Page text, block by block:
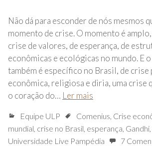
Não dá para esconder de nós mesmos
momento de crise. O momento é
crise de valores, de esperança, de
econômicas e ecológicas no mundo. E
também é específico no Brasil, de
econômica, religiosa e diria, uma crise
o coração do… Ler mais
Equipe ULP Comenius, Crise
mundial, crise no Brasil, esperança, Gandhi,
Universidade Live Pampédia
7